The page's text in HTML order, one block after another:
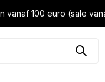
vanaf 100 euro (sale